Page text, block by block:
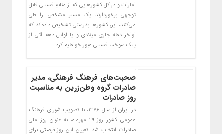
امارات و در کل کشورهایی که از منابع فسیلی قابل
توجهی برخوردارند یک مسیر مشخص را طی
می‌کنند، این کشورها بدرستی تشخیص داده‌اند که
اواخر دهه جاری میلادی و یا اوایل دهه آتی از
پیک سوخت فسیلی عبور خواهیم کرد […]
صحبت‌های فرهنگ فرهنگی، مدیر
صادرات گروه وطن‌زرین به مناسبت
روز صادرات
در ایران از سال ۱۳۷۶، با تصویب شورای فرهنگ
عمومی کشور روز ۲۹ مهرماه، به عنوان روز ملی
صادرات انتخاب شد. تعیین این روز فرصتی برای